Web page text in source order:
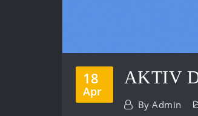
18
Apr
AKTIV
ByAdmin